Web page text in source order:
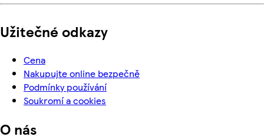
Užitečné odkazy
Cena
Nakupujte online bezpečně
Podmínky používání
Soukromí a cookies
O nás